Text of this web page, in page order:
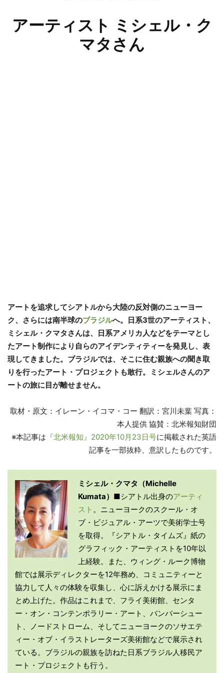
アーティスト ミシェル・ク
マタさん
アートを追求してシアトルから大陸の反対側のニューヨー
ク、さらには南半球のブラジルへ。日系3世のアーティスト、
ミシェル・クマタさんは、日系アメリカ人などをテーマとし
たアート制作により自らのアイデンティティーを発見し、表
現してきました。ブラジルでは、そこに住む親族への聞き取
りを行ったアート・プロジェクトも敢行。ミシェルさんのア
ートの旅に目が離せません。
取材・原文：イレーン・イコマ・コー 翻訳：宮川未葉 写真：
本人提供 協賛：北米報知財団
※本記事は 『北米報知』2020年10月23日号に掲載された英語
記事を一部抜粋、意訳したものです。
ミシェル・クマタ（Michelle
Kumata） ■シアトル出身のアーティ
スト 。ニューヨークのスクール・オ
ブ・ビジュアル・アーツで美術学士号
を取得。『シアトル・タイムズ』紙の
グラフィック・アーティストを10年以
上経験。また、ウィング・ルーク博物
館では展示ディレクターを12年務め、コミュニティーと
協力して人々の体験を収集し、心に訴えかける展示にま
とめ上げた。作品はこれまで、フライ美術館、センタ
ー・オン・コンテンポラリー・アート、バンバーシュー
ト、ノードストローム、そしてニューヨークのソサエテ
ィー・オブ・イラストレーターズ美術館などで展示され
ている。ブラジルの親族を訪ねた日系ブラジル人移民ア
ート・プロジェクトも行う。